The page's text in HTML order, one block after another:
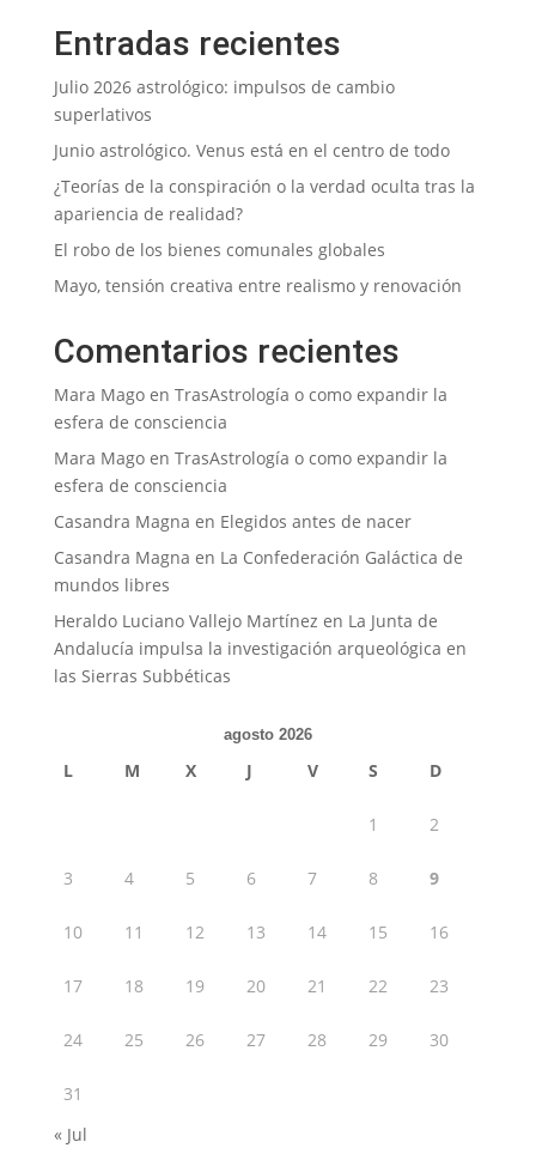
Entradas recientes
Julio 2026 astrológico: impulsos de cambio
superlativos
Junio astrológico. Venus está en el centro de todo
¿Teorías de la conspiración o la verdad oculta tras la
apariencia de realidad?
El robo de los bienes comunales globales
Mayo, tensión creativa entre realismo y renovación
Comentarios recientes
Mara Magoen TrasAstrología o como expandir la
esfera de consciencia
Mara Magoen TrasAstrología o como expandir la
esfera de consciencia
Casandra Magna en Elegidos antes de nacer
Casandra Magna en La Confederación Galáctica de
mundos libres
Heraldo Luciano Vallejo Martínez en La Junta de
Andalucía impulsa la investigación arqueológica en
las Sierras Subbéticas
agosto 2026
L M X J V S D
1 2
3 4 5 6 7 8 9
10 11 12 13 14 15 16
17 18 19 20 21 22 23
24 25 26 27 28 29 30
31
« Jul